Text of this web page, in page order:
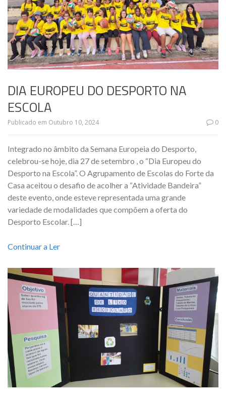
DIA EUROPEU DO DESPORTO NA
ESCOLA
Publicado em Outubro 10, 2024 0
Integrado no âmbito da Semana Europeia do Desporto,
celebrou-se hoje, dia 27 de setembro , o “Dia Europeu do
Desporto na Escola”. O Agrupamento de Escolas do Forte da
Casa aceitou o desafio de acolher a “Atividade Bandeira”
deste evento, onde esteve representada uma grande
variedade de modalidades que compõem a oferta do
Desporto Escolar. […]
Continuar a Ler